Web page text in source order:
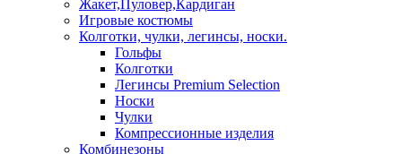
Жакет,Пуловер,Кардиган
Игровые костюмы
Колготки, чулки, легинсы, носки.
Гольфы
Колготки
Легинсы Premium Selection
Носки
Чулки
Компрессионные изделия
Комбинезоны